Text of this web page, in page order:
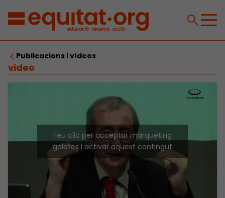
Publicacions i vídeos
video
Feu clic per acceptar màrqueting
galetes i activar aquest contingut